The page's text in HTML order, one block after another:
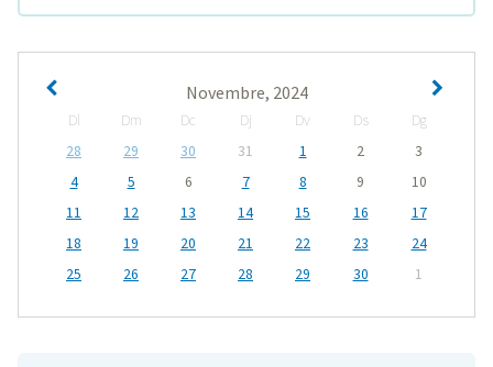
Novembre, 2024
Dl Dm Dc Dj Dv Ds
Dg
28
29 30 31 1 2
3
4
5 6 7 8 9
10
11
12 13 14 15 16
17
18
19 20 21 22 23
24
25
26 27 28 29 30 1